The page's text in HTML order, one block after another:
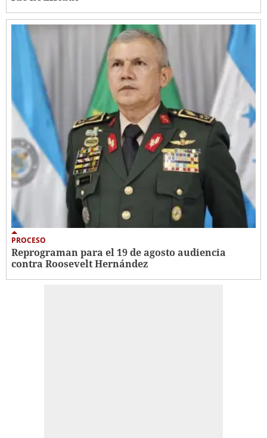
PROCESO
Reprograman para el 19 de agosto audiencia
contra Roosevelt Hernández